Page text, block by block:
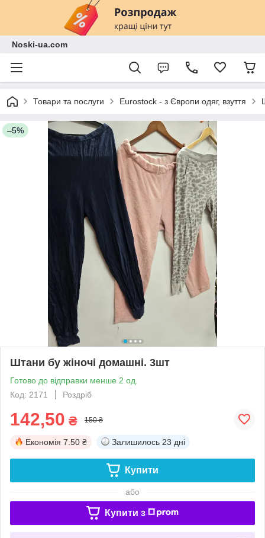
Noski-ua.com
Товари та послуги Eurostock - з Європи одяг, взуття
–5%
Штани бу жіночі домашні. 3шт
Готово до відправки менше 2 од.
Код: 2171
Роздріб
142,50 ₴ 150 ₴
Економія 7.50 ₴ Залишилось 23 дні
Купити
або
Купити з